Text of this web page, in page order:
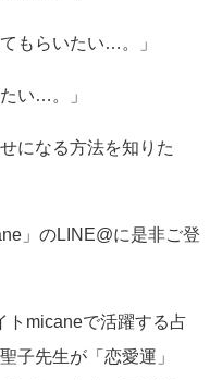
もらいたい…。」
い…。」
になる方法を知りた
」のLINE@に是非ご登
トmicaneで活躍する占
子先生が「恋愛運」